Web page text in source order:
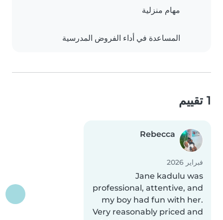
مهام منزلية
المساعدة في أداء الفروض المدرسية
1 تقييم
Rebecca
فبراير 2026
Jane kadulu was
professional, attentive, and
my boy had fun with her.
Very reasonably priced and